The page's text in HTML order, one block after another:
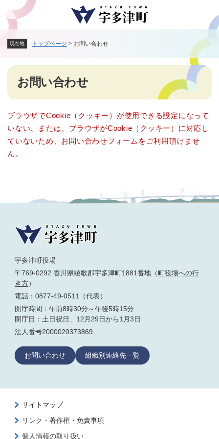
メニューを飛ばして本文へ
現在地 トップページ > お問い合わせ
本
お問い合わせ
ブラウザでCookie（クッキー）が使用できる設定になって
いない、または、ブラウザがCookie（クッキー）に対応し
ていないため、お問い合わせフォームをご利用頂けませ
ん。
宇多津町役場
〒769-0292 香川県綾歌郡宇多津町1881番地（町役場への行
き方）
電話：0877-49-0511（代表）
開庁時間：午前8時30分～午後5時15分
閉庁日：土日祝日、12月29日から1月3日
法人番号2000020373869
お問い合わせ 組織別連絡先一覧
サイトマップ
リンク・著作権・免責事項
個人情報の取り扱い